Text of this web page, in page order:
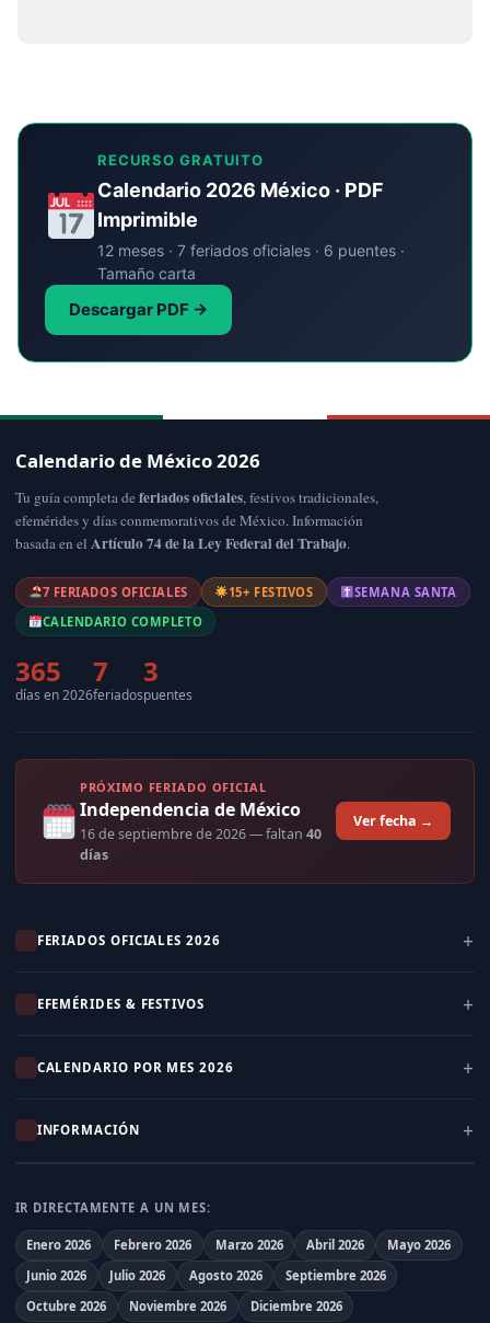
RECURSO GRATUITO
Calendario 2026 México · PDF
Imprimible
12 meses · 7 feriados oficiales · 6 puentes ·
Tamaño carta
Descargar PDF →
Calendario de México 2026
Tu guía completa de feriados oficiales, festivos tradicionales,
efemérides y días conmemorativos de México. Información
basada en el Artículo 74 de la Ley Federal del Trabajo.
7 FERIADOS OFICIALES 15+ FESTIVOS
SEMANA SANTA
CALENDARIO COMPLETO
365
días en 2026
7
feriados
3
puentes
PRÓXIMO FERIADO OFICIAL
Independencia de México
16 de septiembre de 2026— faltan 40
días
Ver fecha →
FERIADOS OFICIALES 2026
EFEMÉRIDES & FESTIVOS
CALENDARIO POR MES 2026
INFORMACIÓN
IR DIRECTAMENTE A UN MES:
Enero 2026 Febrero 2026 Marzo 2026 Abril 2026
Mayo 2026
Junio 2026
Julio 2026 Agosto 2026
Septiembre 2026
Octubre 2026
Noviembre 2026 Diciembre 2026